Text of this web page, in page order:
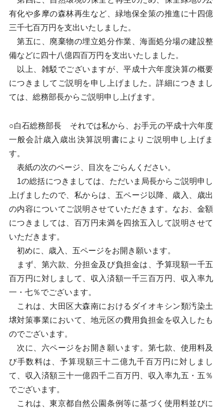
有化や多摩の森林再生など、緑地保全策の推進に十四億
三千七百万円を支出いたしました。
第五に、廃棄物の埋立処分作業、海面処分場の建設整
備などに四十八億四百万円を支出いたしました。
以上、雑駁でございますが、平成十六年度決算の概要
につきましてご説明を申し上げました。詳細につきまし
ては、総務部長からご説明申し上げます。
○白石総務部長 それでは私から、お手元の平成十六年度
一般会計歳入歳出決算説明書によりご説明申し上げま
す。
表紙の次のページ、目次をごらんください。
1の総括につきましては、ただいま局長からご説明申し
上げましたので、私からは、五ページ以降、歳入、歳出
の内容についてご説明させていただきます。なお、金額
につきましては、百万円未満を四捨五入して説明させて
いただきます。
初めに、歳入、五ページをお開き願います。
まず、第六款、分担金及び負担金は、予算現額一千五
百万円に対しまして、収入済額一千三百万円、収入率九
一・七％でございます。
これは、大田区大森南におけるダイオキシン類汚染土
壌対策事業において、地元区の費用負担金を収入したも
のでございます。
次に、六ページをお開き願います。第七款、使用料及
び手数料は、予算現額三十二億九千百万円に対しまし
て、収入済額三十一億四千二百万円、収入率九五・五％
でございます。
これは、東京都自然公園条例等に基づく使用料並びに